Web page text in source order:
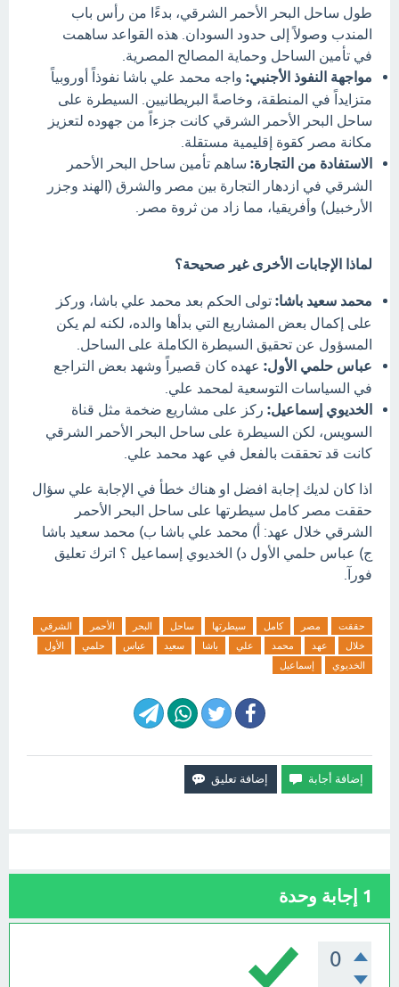
طول ساحل البحر الأحمر الشرقي، بدءًا من رأس باب
المندب وصولاً إلى حدود السودان. هذه القواعد ساهمت
في تأمين الساحل وحماية المصالح المصرية.
مواجهة النفوذ الأجنبي: واجه محمد علي باشا نفوذاً أوروبياً
متزايداً في المنطقة، وخاصةً البريطانيين. السيطرة على
ساحل البحر الأحمر الشرقي كانت جزءاً من جهوده لتعزيز
مكانة مصر كقوة إقليمية مستقلة.
الاستفادة من التجارة: ساهم تأمين ساحل البحر الأحمر
الشرقي في ازدهار التجارة بين مصر والشرق (الهند وجزر
الأرخبيل) وأفريقيا، مما زاد من ثروة مصر.
لماذا الإجابات الأخرى غير صحيحة؟
محمد سعيد باشا: تولى الحكم بعد محمد علي باشا، وركز
على إكمال بعض المشاريع التي بدأها والده، لكنه لم يكن
المسؤول عن تحقيق السيطرة الكاملة على الساحل.
عباس حلمي الأول: عهده كان قصيراً وشهد بعض التراجع
في السياسات التوسعية لمحمد علي.
الخديوي إسماعيل: ركز على مشاريع ضخمة مثل قناة
السويس، لكن السيطرة على ساحل البحر الأحمر الشرقي
كانت قد تحققت بالفعل في عهد محمد علي.
اذا كان لديك إجابة افضل او هناك خطأ في الإجابة علي سؤال
حققت مصر كامل سيطرتها على ساحل البحر الأحمر
الشرقي خلال عهد: أ) محمد علي باشا ب) محمد سعيد باشا
ج) عباس حلمي الأول د) الخديوي إسماعيل ؟ اترك تعليق
فورآ.
حققت مصر كامل سيطرتها ساحل البحر الأحمر
الشرقي
خلال
عهد محمد علي باشا سعيد عباس حلمي
الأول
الخديوي
إسماعيل
1 إجابة وحدة
0